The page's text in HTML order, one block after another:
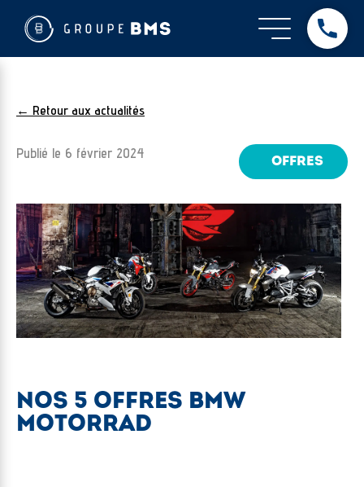
← Retour aux actualités
Publié le 6 février 2024
OFFRES
NOS 5 OFFRES BMW
MOTORRAD